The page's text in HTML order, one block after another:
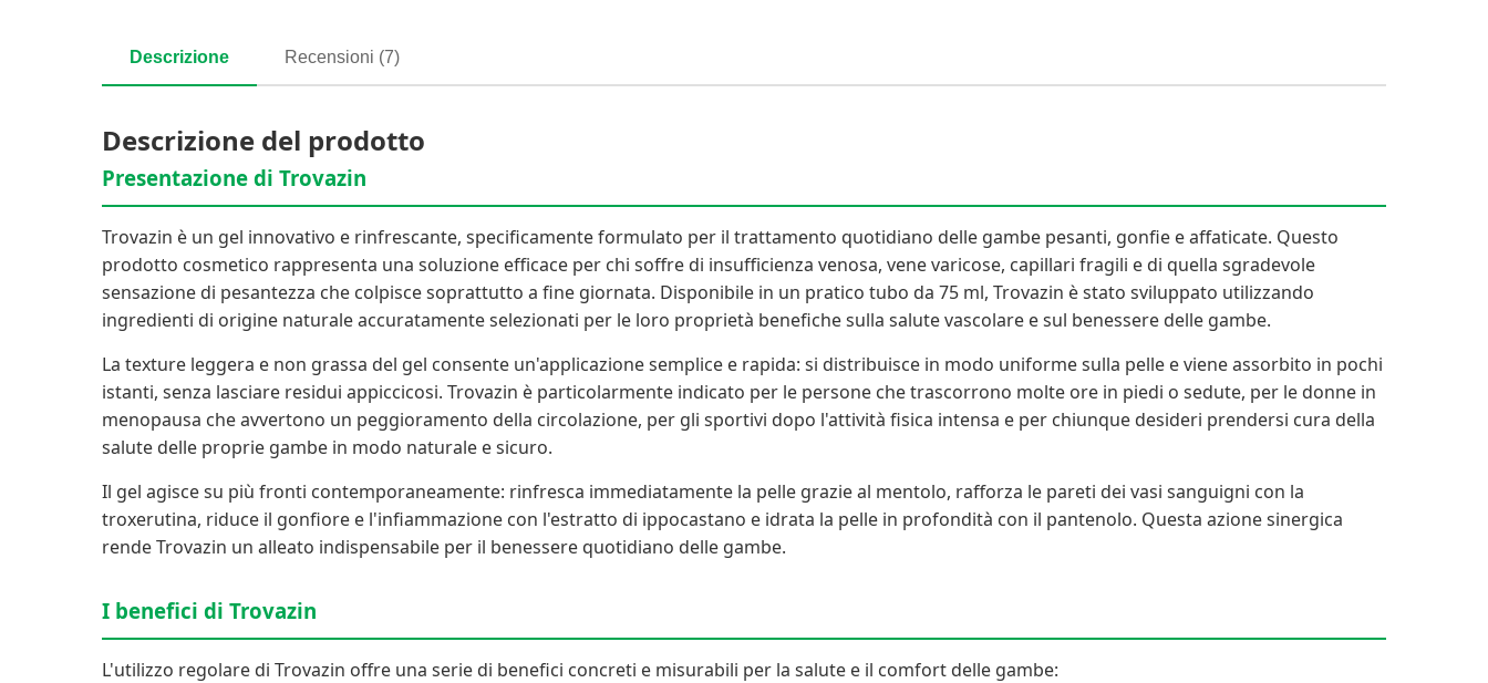
Descrizione Recensioni (7)
Descrizione del prodotto
Presentazione di Trovazin
Trovazin è un gel innovativo e rinfrescante, specificamente formulato per il trattamento quotidiano delle gambe pesanti, gonfie e affaticate. Questo
prodotto cosmetico rappresenta una soluzione efficace per chi soffre di insufficienza venosa, vene varicose, capillari fragili e di quella sgradevole
sensazione di pesantezza che colpisce soprattutto a fine giornata. Disponibile in un pratico tubo da 75 ml, Trovazin è stato sviluppato utilizzando
ingredienti di origine naturale accuratamente selezionati per le loro proprietà benefiche sulla salute vascolare e sul benessere delle gambe.
La texture leggera e non grassa del gel consente un'applicazione semplice e rapida: si distribuisce in modo uniforme sulla pelle e viene assorbito in pochi
istanti, senza lasciare residui appiccicosi. Trovazin è particolarmente indicato per le persone che trascorrono molte ore in piedi o sedute, per le donne in
menopausa che avvertono un peggioramento della circolazione, per gli sportivi dopo l'attività fisica intensa e per chiunque desideri prendersi cura della
salute delle proprie gambe in modo naturale e sicuro.
Il gel agisce su più fronti contemporaneamente: rinfresca immediatamente la pelle grazie al mentolo, rafforza le pareti dei vasi sanguigni con la
troxerutina, riduce il gonfiore e l'infiammazione con l'estratto di ippocastano e idrata la pelle in profondità con il pantenolo. Questa azione sinergica
rende Trovazin un alleato indispensabile per il benessere quotidiano delle gambe.
I benefici di Trovazin
L'utilizzo regolare di Trovazin offre una serie di benefici concreti e misurabili per la salute e il comfort delle gambe: